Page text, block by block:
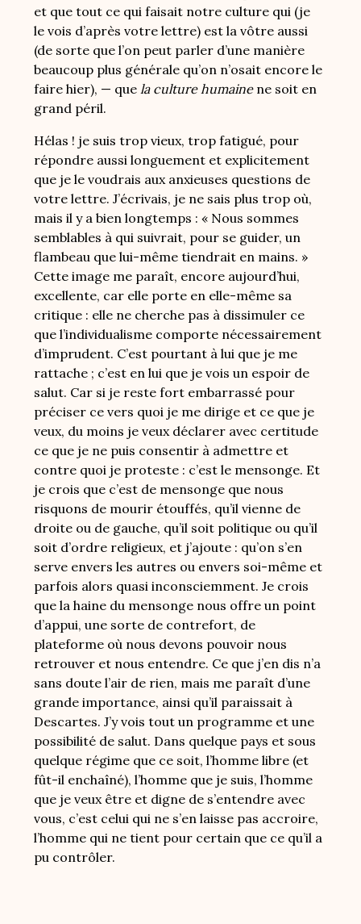
et que tout ce qui faisait notre culture qui (je
le vois d’après votre lettre) est la vôtre aussi
(de sorte que l’on peut parler d’une manière
beaucoup plus générale qu’on n’osait encore le
faire hier), — que la culture humaine ne soit en
grand péril.
Hélas ! je suis trop vieux, trop fatigué, pour
répondre aussi longuement et explicitement
que je le voudrais aux anxieuses questions de
votre lettre. J’écrivais, je ne sais plus trop où,
mais il y a bien longtemps : « Nous sommes
semblables à qui suivrait, pour se guider, un
flambeau que lui-même tiendrait en mains. »
Cette image me paraît, encore aujourd’hui,
excellente, car elle porte en elle-même sa
critique : elle ne cherche pas à dissimuler ce
que l’individualisme comporte nécessairement
d’imprudent. C’est pourtant à lui que je me
rattache ; c’est en lui que je vois un espoir de
salut. Car si je reste fort embarrassé pour
préciser ce vers quoi je me dirige et ce que je
veux, du moins je veux déclarer avec certitude
ce que je ne puis consentir à admettre et
contre quoi je proteste : c’est le mensonge. Et
je crois que c’est de mensonge que nous
risquons de mourir étouffés, qu’il vienne de
droite ou de gauche, qu’il soit politique ou qu’il
soit d’ordre religieux, et j’ajoute : qu’on s’en
serve envers les autres ou envers soi-même et
parfois alors quasi inconsciemment. Je crois
que la haine du mensonge nous offre un point
d’appui, une sorte de contrefort, de
plateforme où nous devons pouvoir nous
retrouver et nous entendre. Ce que j’en dis n’a
sans doute l’air de rien, mais me paraît d’une
grande importance, ainsi qu’il paraissait à
Descartes. J’y vois tout un programme et une
possibilité de salut. Dans quelque pays et sous
quelque régime que ce soit, l’homme libre (et
fût-il enchaîné), l’homme que je suis, l’homme
que je veux être et digne de s’entendre avec
vous, c’est celui qui ne s’en laisse pas accroire,
l’homme qui ne tient pour certain que ce qu’il a
pu contrôler.